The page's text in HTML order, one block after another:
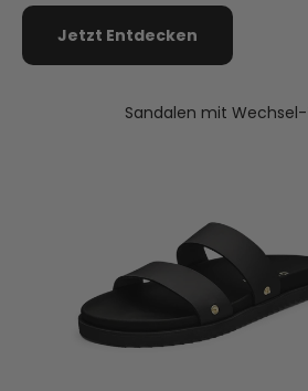
Jetzt Entdecken
Sandalen mit